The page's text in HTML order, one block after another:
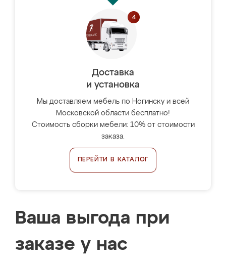
Доставка
и установка
Мы доставляем мебель по Ногинску и всей
Московской области бесплатно!
Стоимость сборки мебели: 10% от стоимости
заказа.
ПЕРЕЙТИ В КАТАЛОГ
Ваша выгода при
заказе у нас